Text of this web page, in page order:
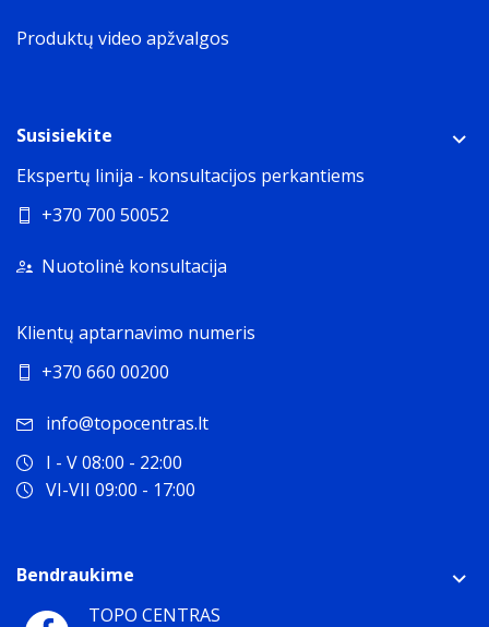
Produktų video apžvalgos
Susisiekite
Ekspertų linija - konsultacijos perkantiems
+370 700 50052
Nuotolinė konsultacija
Klientų aptarnavimo numeris
+370 660 00200
info@topocentras.lt
I - V 08:00 - 22:00
VI-VII 09:00 - 17:00
Bendraukime
TOPO CENTRAS